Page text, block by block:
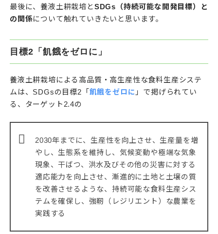
最後に、養液土耕栽培とSDGs（持続可能な開発目標）と
の関係について触れていきたいと思います。
目標2「飢餓をゼロに」
養液土耕栽培による高品質・高生産性な食料生産システ
ムは、SDGsの目標2「 飢餓をゼロに 」で掲げられてい
る、ターゲット2.4の
2030年までに、生産性を向上させ、生産量を増
やし、生態系を維持し、気候変動や極端な気象
現象、干ばつ、洪水及びその他の災害に対する
適応能力を向上させ、漸進的に土地と土壌の質
を改善させるような、持続可能な食料生産シス
テムを確保し、強靭（レジリエント）な農業を
実践する